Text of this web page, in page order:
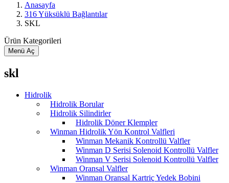
Anasayfa
316 Yüksüklü Bağlantılar
SKL
Ürün Kategorileri
Menü Aç
skl
Hidrolik
Hidrolik Borular
Hidrolik Silindirler
Hidrolik Döner Klempler
Winman Hidrolik Yön Kontrol Valfleri
Winman Mekanik Kontrollü Valfler
Winman D Serisi Solenoid Kontrollü Valfler
Winman V Serisi Solenoid Kontrollü Valfler
Winman Oransal Valfler
Winman Oransal Kartriç Yedek Bobini